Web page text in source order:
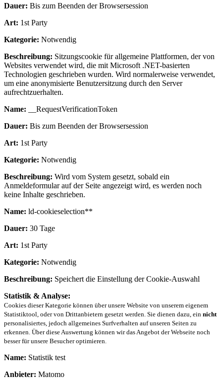
Dauer: Bis zum Beenden der Browsersession
Art: 1st Party
Kategorie: Notwendig
Beschreibung: Sitzungscookie für allgemeine Plattformen, der von
Websites verwendet wird, die mit Microsoft .NET-basierten
Technologien geschrieben wurden. Wird normalerweise verwendet,
um eine anonymisierte Benutzersitzung durch den Server
aufrechtzuerhalten.
Name: __RequestVerificationToken
Dauer: Bis zum Beenden der Browsersession
Art: 1st Party
Kategorie: Notwendig
Beschreibung: Wird vom System gesetzt, sobald ein
Anmeldeformular auf der Seite angezeigt wird, es werden noch
keine Inhalte geschrieben.
Name: ld-cookieselection**
Dauer: 30 Tage
Art: 1st Party
Kategorie: Notwendig
Beschreibung: Speichert die Einstellung der Cookie-Auswahl
Statistik & Analyse:
Cookies dieser Kategorie können über unsere Website von unserem eigenem
Statistiktool, oder von Drittanbietern gesetzt werden. Sie dienen dazu, ein nicht
personalisiertes, jedoch allgemeines Surfverhalten auf unseren Seiten zu
erkennen. Über diese Auswertung können wir das Angebot der Webseite noch
besser für unsere Besucher optimieren.
Name: Statistik test
Anbieter: Matomo